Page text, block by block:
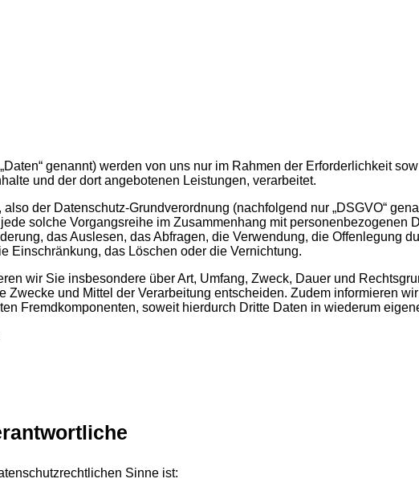
genannt) werden von uns nur im Rahmen der Erforderlichkeit
und der dort angebotenen Leistungen, verarbeitet.
der Datenschutz-Grundverordnung (nachfolgend nur „DSGVO“
solche Vorgangsreihe im Zusammenhang mit personenbezogenen
das Auslesen, das Abfragen, die Verwendung, die Offenlegung
Einschränkung, das Löschen oder die Vernichtung.
wir Sie insbesondere über Art, Umfang, Zweck, Dauer und
und Mittel der Verarbeitung entscheiden. Zudem informieren
Fremdkomponenten, soweit hierdurch Dritte Daten in wiederum
Sinne ist: